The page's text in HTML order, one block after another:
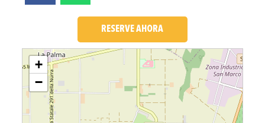
RESERVE AHORA
Loading....
+
−